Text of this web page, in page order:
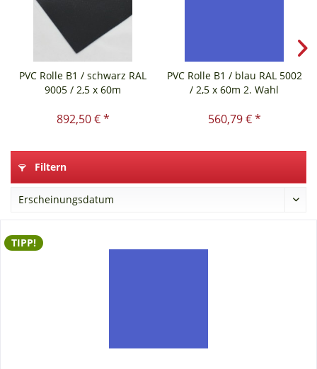
PVC Rolle B1 / schwarz RAL
9005 / 2,5 x 60m
892,50 € *
PVC Rolle B1 / blau RAL 5002
/ 2,5 x 60m 2. Wahl
560,79 € *
Filtern
TIPP!